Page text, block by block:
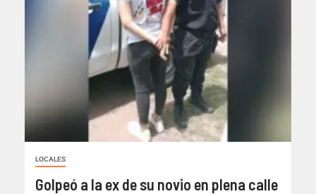
LOCALES
Golpeó a la ex de su novio en plena calle